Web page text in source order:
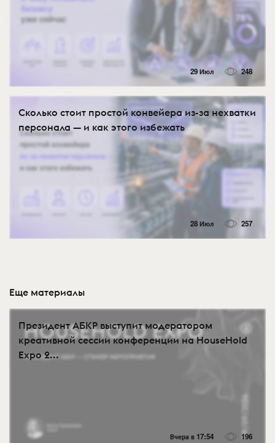
29 Июл 248
Сколько стоит простой конвейера из-за нехватки
персонала — и как этого избежать
28 Июл 257
Еще материалы
Президент АБКР выступит модератором
креативной сессии конференции на HouseHold
Expo 2...
Вчера в 17:54 196